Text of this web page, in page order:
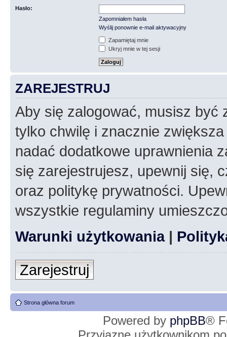
Hasło:
Zapomniałem hasła
Wyślij ponownie e-mail aktywacyjny
Zapamiętaj mnie
Ukryj mnie w tej sesji
ZAREJESTRUJ
Aby się zalogować, musisz być
tylko chwilę i znacznie
nadać dodatkowe uprawnienia
się zarejestrujesz, upewnij się,
oraz politykę prywatności.
wszystkie regulaminy
Warunki użytkowania|
Zarejestruj
Strona główna forum
Powered by phpBB®